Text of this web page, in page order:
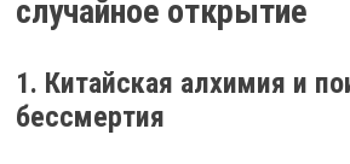
случайное открытие
1. Китайская алхимия и
бессмертия